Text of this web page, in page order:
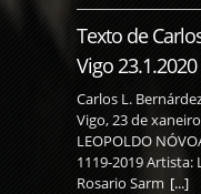
Texto de
Vigo 23.1.2020
Carlos L.
Vigo, 23 de
LEOPOLDO
1119-2019
Rosario Sarm [...]